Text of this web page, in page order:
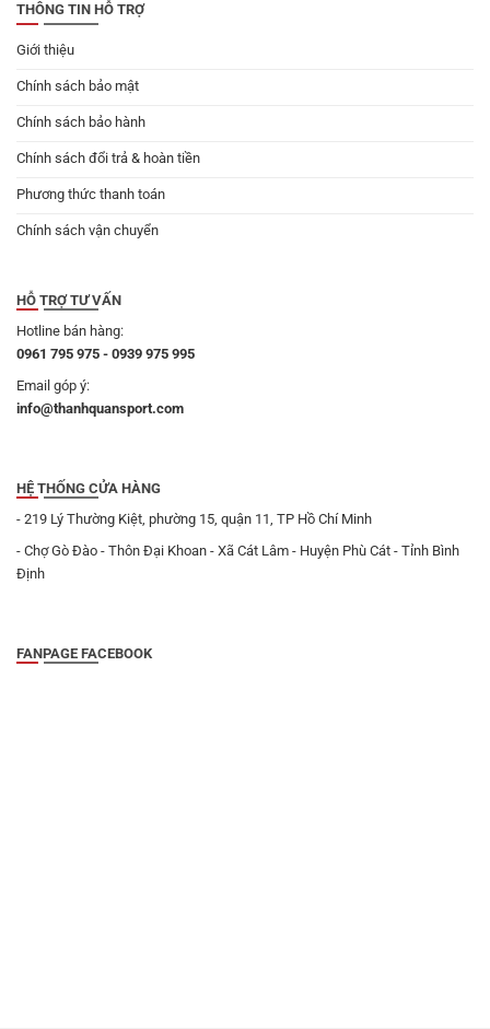
THÔNG TIN HỖ TRỢ
Giới thiệu
Chính sách bảo mật
Chính sách bảo hành
Chính sách đổi trả & hoàn tiền
Phương thức thanh toán
Chính sách vận chuyển
HỖ TRỢ TƯ VẤN
Hotline bán hàng:
0961 795 975 - 0939 975 995
Email góp ý:
info@thanhquansport.com
HỆ THỐNG CỬA HÀNG
- 219 Lý Thường Kiệt, phường 15, quận 11, TP Hồ Chí Minh
- Chợ Gò Đào - Thôn Đại Khoan - Xã Cát Lâm - Huyện Phù Cát - Tỉnh Bình
Định
FANPAGE FACEBOOK